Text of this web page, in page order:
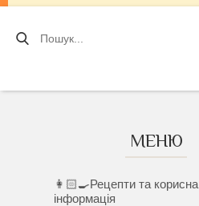
👩🏻‍🍳Рецепти та корисна
інформація